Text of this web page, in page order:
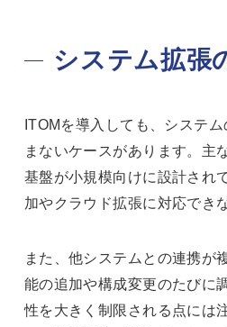
システム拡張
ITOMを導入しても、システ
まないケースがあります。主
基盤が小規模向けに設計され
加やクラウド拡張に対応でき
また、他システムとの連携が
能の追加や構成変更のたびに
性を大きく制限される点には